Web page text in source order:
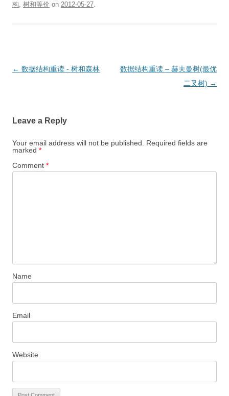
构, 树和等价 on 2012-05-27.
Post
← 数据结构重读 - 树和森林
数据结构重读 – 赫夫曼树(最优
二叉树) →
Leave a Reply
Your email address will not be published.
Required fields are
marked *
Comment *
Name
Email
Website